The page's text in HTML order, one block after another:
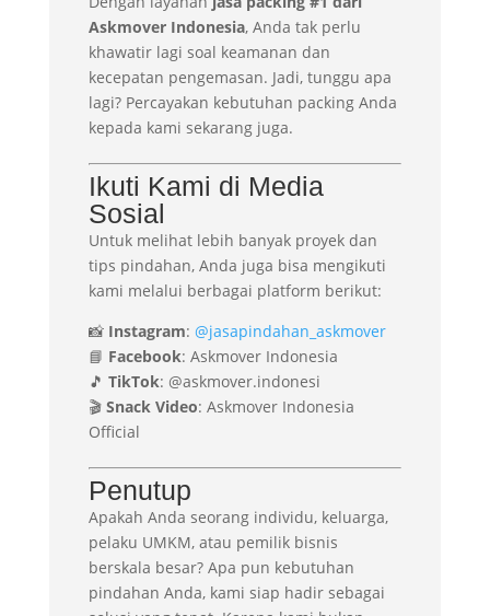
Askmover Indonesia, Anda tak perlu
khawatir lagi soal keamanan dan
kecepatan pengemasan. Jadi, tunggu apa
lagi? Percayakan kebutuhan packing Anda
kepada kami sekarang juga.
Ikuti Kami di Media
Sosial
Untuk melihat lebih banyak proyek dan
tips pindahan, Anda juga bisa mengikuti
kami melalui berbagai platform berikut:
📸 Instagram: @jasapindahan_askmover
📘 Facebook: Askmover Indonesia
🎵 TikTok: @askmover.indonesi
🎬 Snack Video: Askmover Indonesia
Official
Penutup
Apakah Anda seorang individu, keluarga,
pelaku UMKM, atau pemilik bisnis
berskala besar? Apa pun kebutuhan
pindahan Anda, kami siap hadir sebagai